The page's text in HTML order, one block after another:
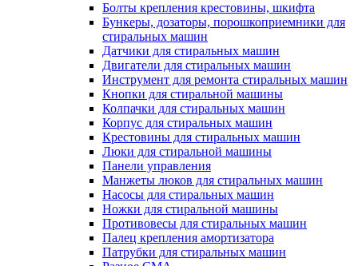
Болты крепления крестовины, шкифта
Бункеры, дозаторы, порошкоприемники для
стиральных машин
Датчики для стиральных машин
Двигатели для стиральных машин
Инструмент для ремонта стиральных машин
Кнопки для стиральной машины
Колпачки для стиральных машин
Корпус для стиральных машин
Крестовины для стиральных машин
Люки для стиральной машины
Панели управления
Манжеты люков для стиральных машин
Насосы для стиральных машин
Ножки для стиральной машины
Противовесы для стиральных машин
Палец крепления амортизатора
Патрубки для стиральных машин